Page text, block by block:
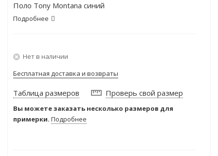
Поло Tony Montana синий
Подробнее
Нет в наличии
Бесплатная доставка и возвраты
Таблица размеров Проверь свой размер
Вы можете заказать несколько размеров для
примерки. Подробнее